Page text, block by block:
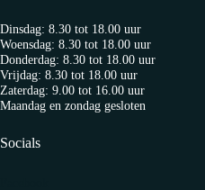
Dinsdag: 8.30 tot 18.00 uur
Woensdag: 8.30 tot 18.00 uur
Donderdag: 8.30 tot 18.00 uur
Vrijdag: 8.30 tot 18.00 uur
Zaterdag: 9.00 tot 16.00 uur
Maandag en zondag gesloten
Socials